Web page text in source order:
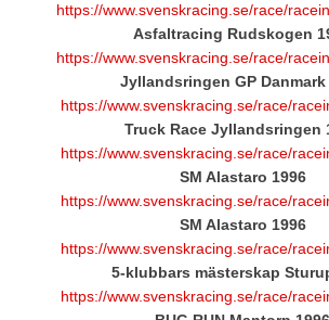
https://www.svenskracing.se/race/
Asfaltracing Rudskogen
https://www.svenskracing.se/race/
Jyllandsringen GP Danmark
https://www.svenskracing.se/race/
Truck Race Jyllandsringen
https://www.svenskracing.se/race/
SM Alastaro 1996
https://www.svenskracing.se/race/
SM Alastaro 1996
https://www.svenskracing.se/race/
5-klubbars mästerskap
https://www.svenskracing.se/race/